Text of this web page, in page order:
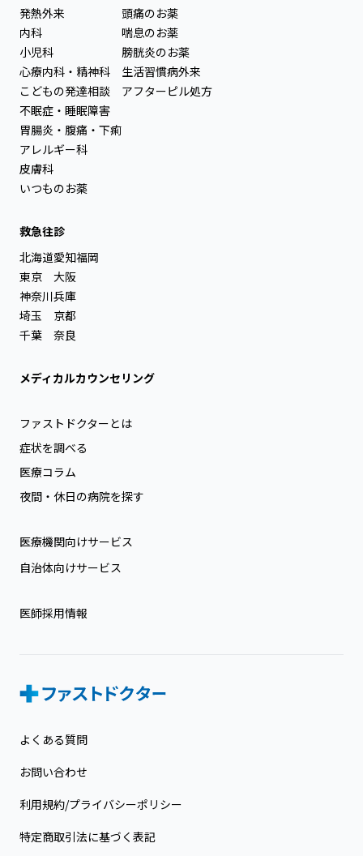
発熱外来
内科
小児科
心療内科・精神科
こどもの発達相談
不眠症・睡眠障害
胃腸炎・腹痛・下痢
アレルギー科
皮膚科
いつものお薬
頭痛のお薬
喘息のお薬
膀胱炎のお薬
生活習慣病外来
アフターピル処方
救急往診
北海道
東京
神奈川
埼玉
千葉
愛知
大阪
兵庫
京都
奈良
福岡
メディカルカウンセリング
ファストドクターとは
症状を調べる
医療コラム
夜間・休日の病院を探す
医療機関向けサービス
自治体向けサービス
医師採用情報
よくある質問
お問い合わせ
利用規約/プライバシーポリシー
特定商取引法に基づく表記